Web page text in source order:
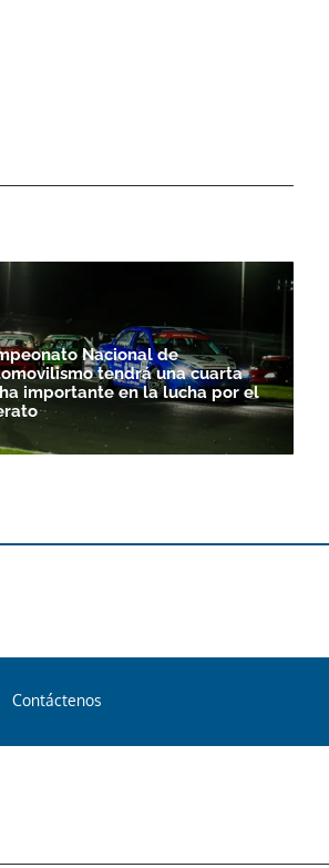
Nacional de
tendrá una cuarta
importante en la lucha por el
Contáctenos